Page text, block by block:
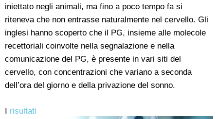
iniettato negli animali, ma fino a poco tempo fa si
riteneva che non entrasse naturalmente nel cervello. Gli
inglesi hanno scoperto che il PG, insieme alle molecole
recettoriali coinvolte nella segnalazione e nella
comunicazione del PG, è presente in vari siti del
cervello, con concentrazioni che variano a seconda
dell’ora del giorno e della privazione del sonno.
I risultati